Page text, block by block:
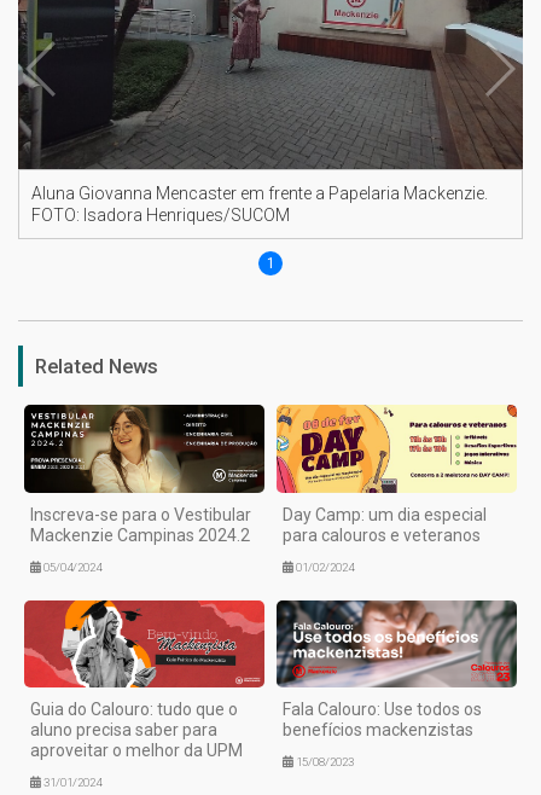
Aluna Giovanna Mencaster em frente a Papelaria Mackenzie.
FOTO: Isadora Henriques/SUCOM
1
Related News
Inscreva-se para o Vestibular
Mackenzie Campinas 2024.2
05/04/2024
Day Camp: um dia especial
para calouros e veteranos
01/02/2024
Guia do Calouro: tudo que o
aluno precisa saber para
aproveitar o melhor da UPM
31/01/2024
Fala Calouro: Use todos os
benefícios mackenzistas
15/08/2023